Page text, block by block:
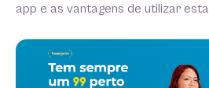
app e as vantagens de utilizar